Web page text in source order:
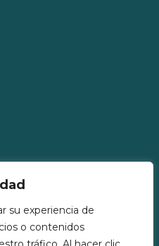
su experiencia de
o contenidos